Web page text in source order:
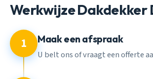
Werkwijze Dakdekker
1 Maak een afspraak
U belt ons of vraagt een offerte